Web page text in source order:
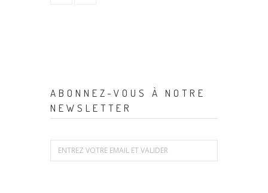
ABONNEZ-VOUS À NOTRE
NEWSLETTER